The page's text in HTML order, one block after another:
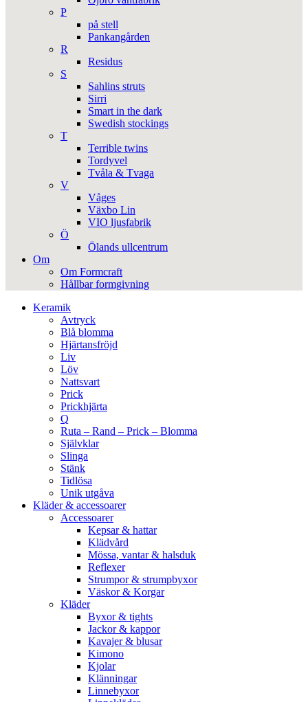
P
på stell
Pankangården
R
Residus
S
Sahlins struts
Sirri
Smart in the dark
Swedish stockings
T
Terrible twins
Tordyvel
Tvåla & Tvaga
V
Våges
Växbo Lin
VIO ljusfabrik
Ö
Ölands ullcentrum
Om
Om Formcraft
Hållbar formgivning
Keramik
Avtryck
Blå blomma
Hjärtansfröjd
Liv
Löv
Nattsvart
Prick
Prickhjärta
Q
Ruta – Rand – Prick – Blomma
Självklar
Slinga
Stänk
Tidlösa
Unik utgåva
Kläder & accessoarer
Accessoarer
Kepsar & hattar
Klädvård
Mössa, vantar & halsduk
Reflexer
Strumpor & strumpbyxor
Väskor & Korgar
Kläder
Byxor & tights
Jackor & kappor
Kavajer & blusar
Kimono
Kjolar
Klänningar
Linnebyxor